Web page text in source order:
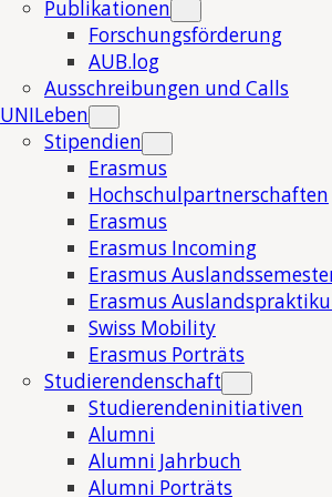
Publikationen
Forschungsförderung
AUB.log
Ausschreibungen und Calls
UNILeben
Stipendien
Erasmus
Hochschulpartnerschaften
Erasmus
Erasmus Incoming
Erasmus
Erasmus
Swiss Mobility
Erasmus Porträts
Studierendenschaft
Studierendeninitiativen
Alumni
Alumni Jahrbuch
Alumni Porträts